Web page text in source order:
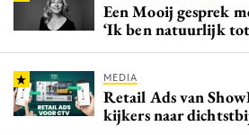
Een Mooij gesprek
‘Ik ben natuurlijk
MEDIA
Retail Ads van
kijkers naar